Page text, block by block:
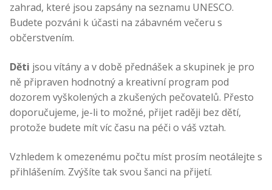
zahrad, které jsou zapsány na seznamu UNESCO.
Budete pozváni k účasti na zábavném večeru s
občerstvením.
Děti jsou vítány a v době přednášek a skupinek je pro
ně připraven hodnotný a kreativní program pod
dozorem vyškolených a zkušených pečovatelů. Přesto
doporučujeme, je-li to možné, přijet raději bez dětí,
protože budete mít víc času na péči o váš vztah.
Vzhledem k omezenému počtu míst prosím neotálejte s
přihlášením. Zvýšíte tak svou šanci na přijetí.